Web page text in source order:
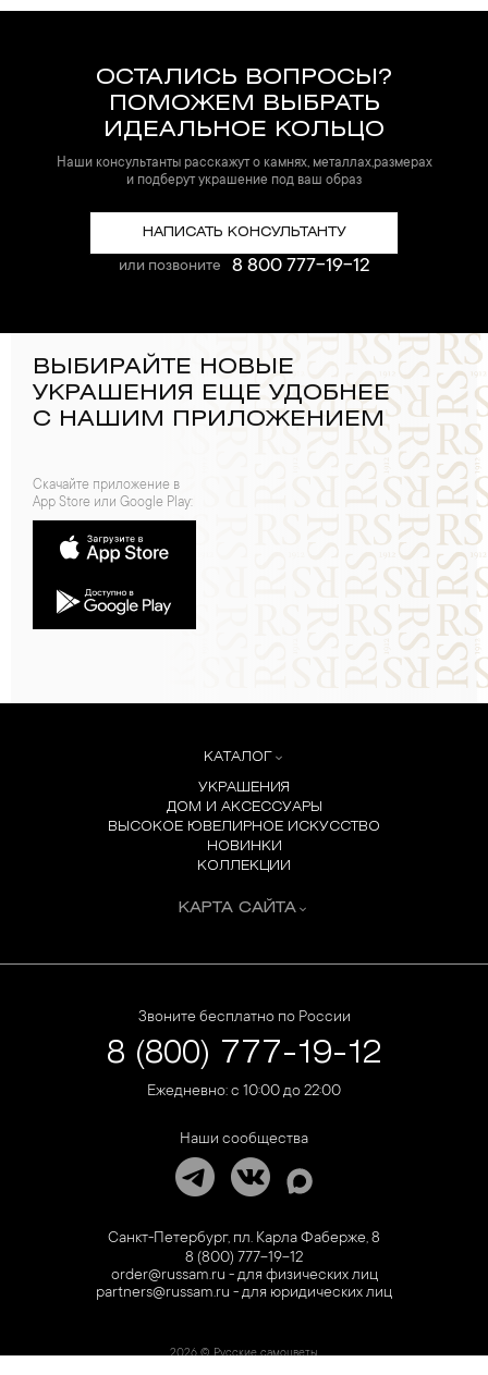
ОСТАЛИСЬ ВОПРОСЫ?
ПОМОЖЕМ ВЫБРАТЬ
ИДЕАЛЬНОЕ КОЛЬЦО
Наши консультанты расскажут о камнях, металлах,размерах
и подберут украшение под ваш образ
НАПИСАТЬ КОНСУЛЬТАНТУ
или позвоните 8 800 777-19-12
ВЫБИРАЙТЕ НОВЫЕ
УКРАШЕНИЯ ЕЩЕ УДОБНЕЕ
С НАШИМ ПРИЛОЖЕНИЕМ
Скачайте приложение в
App Store или Google Play:
КАТАЛОГ
УКРАШЕНИЯ
ДОМ И АКСЕССУАРЫ
ВЫСОКОЕ ЮВЕЛИРНОЕ ИСКУССТВО
НОВИНКИ
КОЛЛЕКЦИИ
КАРТА САЙТА
Звоните бесплатно по России
8 (800) 777-19-12
Ежедневно: с 10:00 до 22:00
Наши сообщества
Санкт-Петербург, пл. Карла Фаберже, 8
8 (800) 777-19-12
order@russam.ru - для физических лиц
partners@russam.ru - для юридических лиц
2026 © Русские самоцветы